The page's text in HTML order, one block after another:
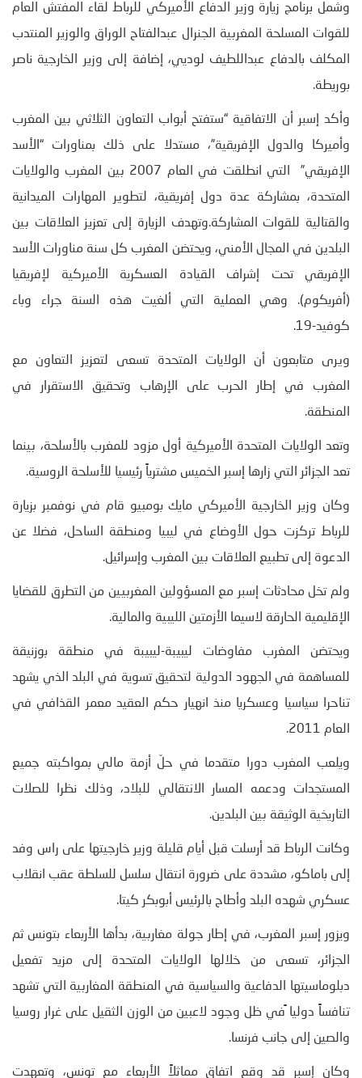
وشمل برنامج زيارة وزير الدفاع الأميركي للرباط لقاء المفتش العام
للقوات المسلحة المغربية الجنرال عبدالفتاح الوراق والوزير المنتدب
المكلف بالدفاع عبداللطيف لوديي، إضافة إلى وزير الخارجية ناصر
بوريطة.
وأكد إسبر أن الاتفاقية “ستفتح أبواب التعاون الثلاثي بين المغرب
وأميركا والدول الإفريقية”، مستدلا على ذلك بمناورات “الأسد
الإفريقي” التي انطلقت في العام 2007 بين المغرب والولايات
المتحدة، بمشاركة عدة دول إفريقية، لتطوير المهارات الميدانية
والقتالية للقوات المشاركة.وتهدف الزيارة إلى تعزيز العلاقات بين
البلدين في المجال الأمني، ويحتضن المغرب كل سنة مناورات الأسد
الإفريقي تحت إشراف القيادة العسكرية الأميركية لإفريقيا
(أفريكوم). وهي العملية التي ألغيت هذه السنة جراء وباء
كوفيد-19.
ويرى متابعون أن الولايات المتحدة تسعى لتعزيز التعاون مع
المغرب في إطار الحرب على الإرهاب وتحقيق الاستقرار في
المنطقة.
وتعد الولايات المتحدة الأميركية أول مزود للمغرب بالأسلحة، بينما
تعد الجزائر التي زارها إسبر الخميس مشترياً رئيسيا للأسلحة الروسية.
وكان وزير الخارجية الأميركي مايك بومبيو قام في نوفمبر بزيارة
للرباط تركزت حول الأوضاع في ليبيا ومنطقة الساحل، فضلا عن
الدعوة إلى تطبيع العلاقات بين المغرب وإسرائيل.
ولم تخل محادثات إسبر مع المسؤولين المغربيين من التطرق للقضايا
الإقليمية الحارقة لاسيما الأزمتين الليبية والمالية.
ويحتضن المغرب مفاوضات ليبيبة-ليبيبة في منطقة بوزنيقة
للمساهمة في الجهود الدولية لتحقيق تسوية في البلد الذي يشهد
تناحرا سياسيا وعسكريا منذ انهيار حكم العقيد معمر القذافي في
العام 2011.
ويلعب المغرب دورا متقدما في حلّ أزمة مالي بمواكبته جميع
المستجدات ودعمه المسار الانتقالي للبلاد، وذلك نظرا للصلات
التاريخية الوثيقة بين البلدين.
وكانت الرباط قد أرسلت قبل أيام قليلة وزير خارجيتها على راس وفد
إلى باماكو، مشددة على ضرورة انتقال سلسل للسلطة عقب انقلاب
عسكري شهده البلد وأطاح بالرئيس أبوبكر كيتا.
ويزور إسبر المغرب، في إطار جولة مغاربية، بدأها الأربعاء بتونس ثم
الجزائر، تسعى من خلالها الولايات المتحدة إلى مزيد تفعيل
دبلوماسيتها الدفاعية والسياسية في المنطقة المغاربية التي تشهد
تنافساً دوليا ًفي ظل وجود لاعبين من الوزن الثقيل على غرار روسيا
والصين إلى جانب فرنسا.
وكان إسبر قد وقع اتفاق مماثلاً الأربعاء مع تونس، وتعهدت